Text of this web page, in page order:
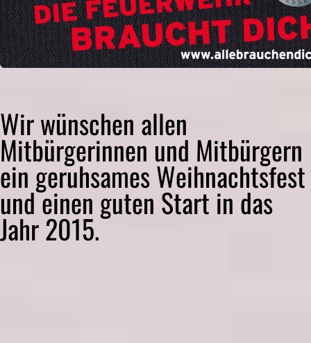
Wir wünschen allen
Mitbürgerinnen und Mitbürgern
ein geruhsames Weihnachtsfest
und einen guten Start in das
Jahr 2015.